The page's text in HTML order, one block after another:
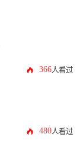
366人看过
480人看过